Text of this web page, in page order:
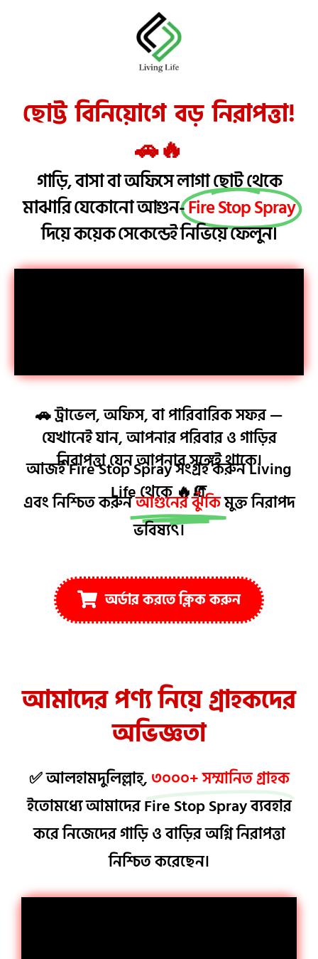
ছোট্ট বিনিয়োগে বড় নিরাপত্তা!
🚗🔥
গাড়ি, বাসা বা অফিসে লাগা ছোট থেকে
মাঝারি যেকোনো আগুন-Fire Stop Spray
দিয়ে কয়েক সেকেন্ডেই নিভিয়ে ফেলুন।
🚗 ট্রাভেল, অফিস, বা পারিবারিক সফর —
যেখানেই যান, আপনার পরিবার ও গাড়ির
নিরাপত্তা যেন আপনার সঙ্গেই থাকে।
আজই Fire Stop Spray সংগ্রহ করুন Living
Life থেকে 🔥🧯
এবং নিশ্চিত করুনআগুনের ঝুঁকিমুক্ত নিরাপদ
ভবিষ্যৎ।​
অর্ডার করতে ক্লিক করুন
আমাদের পণ্য নিয়ে গ্রাহকদের
অভিজ্ঞতা
✅ আলহামদুলিল্লাহ্,৩০০০+ সম্মানিত গ্রাহক
ইতোমধ্যে আমাদের Fire Stop Spray ব্যবহার
করে নিজেদের গাড়ি ও বাড়ির অগ্নি নিরাপত্তা
নিশ্চিত করেছেন।